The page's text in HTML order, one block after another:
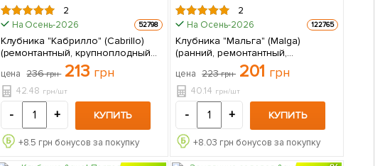
2
На Осень-2026 52798
Клубника "Кабрилло" (Cabrillo)
(ремонтантный, крупноплодный
сорт) 5 шт в упаковке
цена 236грн 213 грн
42.48 грн/шт
- + КУПИТЬ
+8.5 грн бонусов за покупку
2
На Осень-2026 122765
Клубника "Мальга" (Malga)
(ранний, ремонтантный,
крупноплодный сорт) 5 шт в
упаковке
цена 223грн 201 грн
40.14 грн/шт
- + КУПИТЬ
+8.03 грн бонусов за покупку